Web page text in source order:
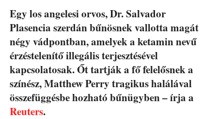
Egy los angelesi orvos, Dr. Salvador
Plasencia szerdán bűnösnek vallotta magát
négy vádpontban, amelyek a ketamin nevű
érzéstelenítő illegális terjesztésével
kapcsolatosak. Őt tartják a fő felelősnek a
színész, Matthew Perry tragikus halálával
összefüggésbe hozható bűnügyben – írja a
Reuters.